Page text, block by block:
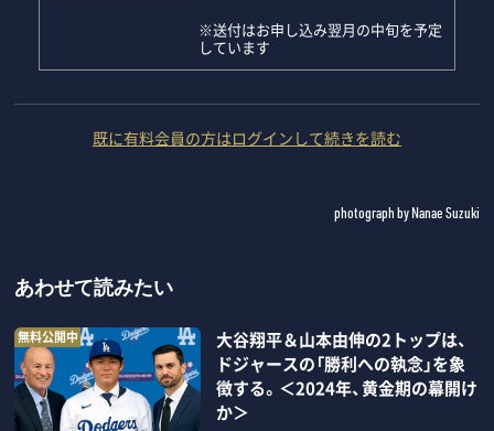
※送付はお申し込み翌月の中旬を予定
しています
既に有料会員の方はログインして続きを読む
photograph by Nanae Suzuki
あわせて読みたい
無料公開中
大谷翔平＆山本由伸の2トップは、
ドジャースの「勝利への執念」を象
徴する。＜2024年、黄金期の幕開け
か＞